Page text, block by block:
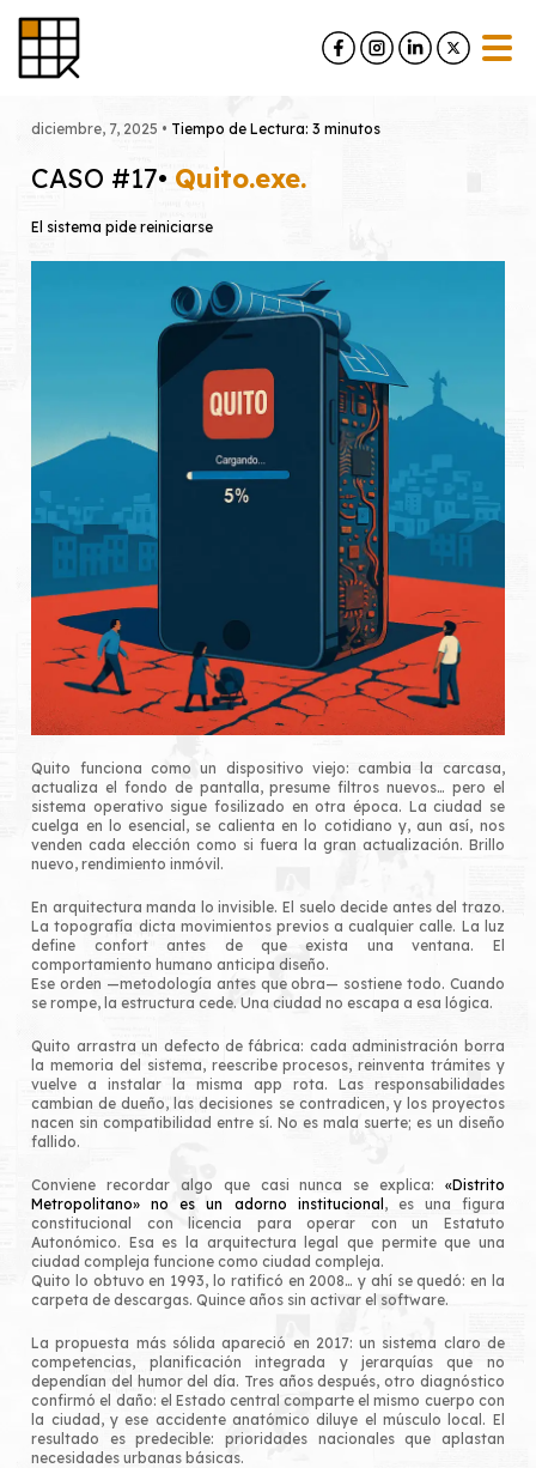
content
diciembre, 7, 2025 • Tiempo de Lectura: 3 minutos
CASO #17• Quito.exe.
El sistema pide reiniciarse
Quito funciona como un dispositivo viejo: cambia la carcasa,
actualiza el fondo de pantalla, presume filtros nuevos… pero el
sistema operativo sigue fosilizado en otra época. La ciudad se
cuelga en lo esencial, se calienta en lo cotidiano y, aun así, nos
venden cada elección como si fuera la gran actualización. Brillo
nuevo, rendimiento inmóvil.
En arquitectura manda lo invisible. El suelo decide antes del trazo.
La topografía dicta movimientos previos a cualquier calle. La luz
define confort antes de que exista una ventana. El
comportamiento humano anticipa diseño.
Ese orden —metodología antes que obra— sostiene todo. Cuando
se rompe, la estructura cede. Una ciudad no escapa a esa lógica.
Quito arrastra un defecto de fábrica: cada administración borra
la memoria del sistema, reescribe procesos, reinventa trámites y
vuelve a instalar la misma app rota. Las responsabilidades
cambian de dueño, las decisiones se contradicen, y los proyectos
nacen sin compatibilidad entre sí. No es mala suerte; es un diseño
fallido.
Conviene recordar algo que casi nunca se explica: «Distrito
Metropolitano» no es un adorno institucional, es una figura
constitucional con licencia para operar con un Estatuto
Autonómico. Esa es la arquitectura legal que permite que una
ciudad compleja funcione como ciudad compleja.
Quito lo obtuvo en 1993, lo ratificó en 2008… y ahí se quedó: en la
carpeta de descargas. Quince años sin activar el software.
La propuesta más sólida apareció en 2017: un sistema claro de
competencias, planificación integrada y jerarquías que no
dependían del humor del día. Tres años después, otro diagnóstico
confirmó el daño: el Estado central comparte el mismo cuerpo con
la ciudad, y ese accidente anatómico diluye el músculo local. El
resultado es predecible: prioridades nacionales que aplastan
necesidades urbanas básicas.